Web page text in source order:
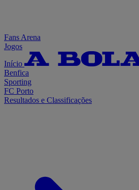
Fans Arena
Jogos
Início
Benfica
Sporting
FC Porto
Resultados e Classificações